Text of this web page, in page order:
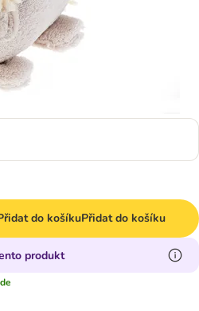
do košíkuPřidat do košíku
produkt